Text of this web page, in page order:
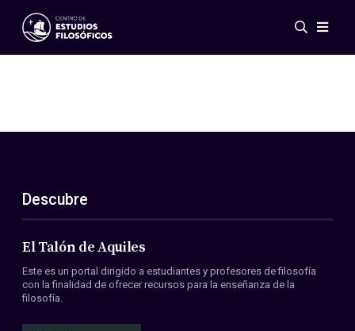
Eventos
ES
EN
Acerca de nosotros
Miembros
Convenios
Descubre
El Talón de Aquiles
Este es un portal dirigido a estudiantes y profesores de filosofía
con la finalidad de ofrecer recursos para la enseñanza de la
filosofía.